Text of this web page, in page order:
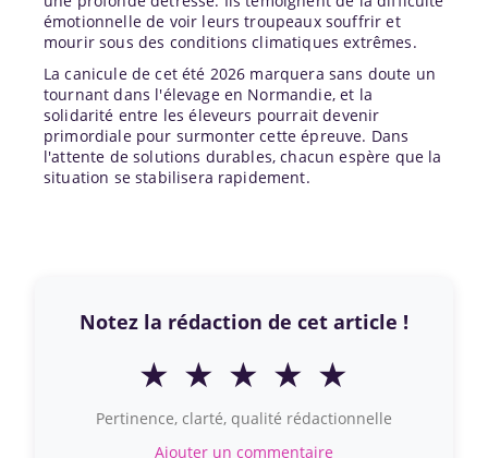
émotionnelle de voir leurs troupeaux souffrir et
mourir sous des conditions climatiques extrêmes.
La canicule de cet été 2026 marquera sans doute un
tournant dans l'élevage en Normandie, et la
solidarité entre les éleveurs pourrait devenir
primordiale pour surmonter cette épreuve. Dans
l'attente de solutions durables, chacun espère que la
situation se stabilisera rapidement.
Notez la rédaction de cet article !
★ ★ ★ ★ ★
Pertinence, clarté, qualité rédactionnelle
Ajouter un commentaire